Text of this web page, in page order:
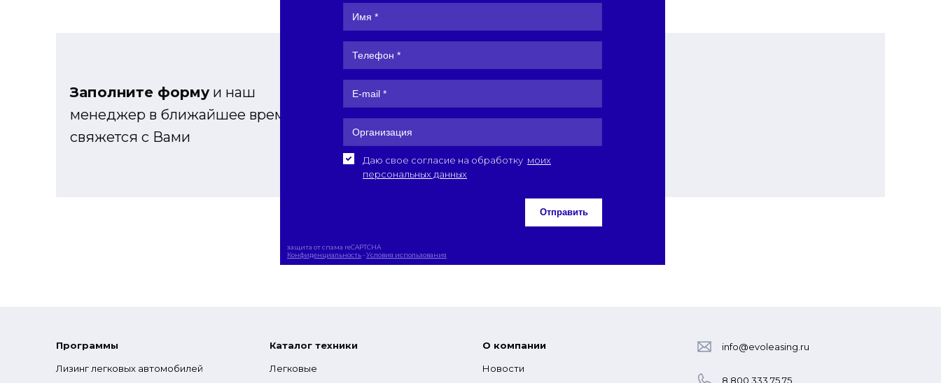
Заполните форму и наш
менеджер в ближайшее время
свяжется с Вами
Даю свое согласие на обработку моих
персональных данных
Отправить
защита от спама reCAPTCHA
Конфиденциальность-Условия использования
Программы
Лизинг легковых автомобилей
Каталог техники
Легковые
О компании
Новости
info@evoleasing.ru
8 800 333 75 75